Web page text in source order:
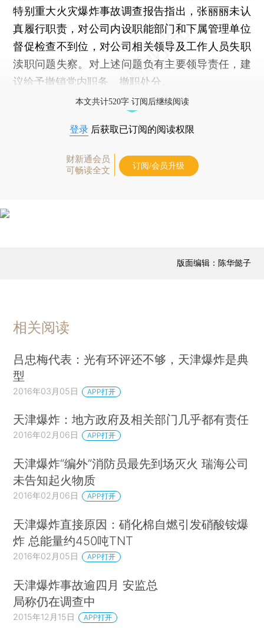
特别重大火灾爆炸事故调查报告指出，张丽丽未认
真履行职责，对公司内设职能部门和下属管理单位
督促检查不到位，对公司相关领导及工作人员失职
渎职问题失察。对上述问题负有主要领导责任，建
议给予撤销党内职务、撤职处分。
本文共计520字 订阅后继续阅读
登录 后获取已订阅的阅读权限
财新通会员
可畅读全文
订阅/会员升级
版面编辑：陈华懿子
相关阅读
吕忠梅代表：光有环评还不够，天津爆炸是典
型
2016年03月05日 APP打开
天津爆炸：地方政府及相关部门几乎都有责任
2016年02月06日 APP打开
天津爆炸“编外”消防员最先到场灭火 瑞海公司
未告知起火物质
2016年02月06日 APP打开
天津爆炸直接原因：硝化棉自燃引发硝酸铵爆
炸 总能量约450吨TNT
2016年02月05日 APP打开
天津爆炸事故逾四月 安监总
局称仍在调查中
2015年12月15日 APP打开